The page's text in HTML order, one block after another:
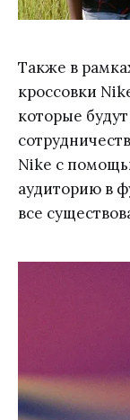
Также в
кроссовки
которые
Nike с
аудиторию в
все